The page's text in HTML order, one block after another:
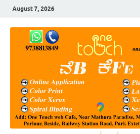
August 7, 2026